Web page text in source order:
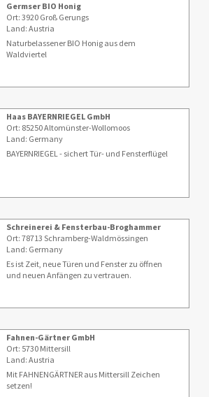
Germser BIO Honig
Ort: 3920 Groß Gerungs
Land: Austria
Naturbelassener BIO Honig aus dem
Waldviertel
Haas BAYERNRIEGEL GmbH
Ort: 85250 Altomünster-Wollomoos
Land: Germany
BAYERNRIEGEL - sichert Tür- und Fensterflügel
Schreinerei & Fensterbau-Broghammer
Ort: 78713 Schramberg-Waldmössingen
Land: Germany
Es ist Zeit, neue Türen und Fenster zu öffnen
und neuen Anfängen zu vertrauen.
Fahnen-Gärtner GmbH
Ort: 5730 Mittersill
Land: Austria
Mit FAHNENGÄRTNER aus Mittersill Zeichen
setzen!